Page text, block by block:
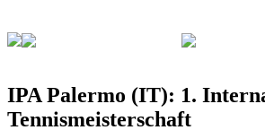
IPA Palermo (IT): 1.
Tennismeisterschaft